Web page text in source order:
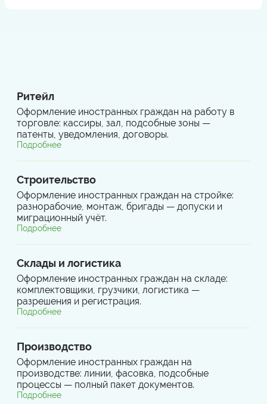
Ритейл
Оформление иностранных граждан на работу в
торговле: кассиры, зал, подсобные зоны —
патенты, уведомления, договоры.
Подробнее
Строительство
Оформление иностранных граждан на стройке:
разнорабочие, монтаж, бригады — допуски и
миграционный учёт.
Подробнее
Склады и логистика
Оформление иностранных граждан на складе:
комплектовщики, грузчики, логистика —
разрешения и регистрация.
Подробнее
Производство
Оформление иностранных граждан на
производстве: линии, фасовка, подсобные
процессы — полный пакет документов.
Подробнее